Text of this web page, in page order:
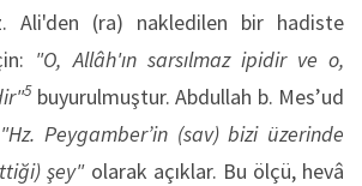
Ali'den (ra) nakledilen bir hadiste
"O, Allâh'ın sarsılmaz ipidir ve o,
5 buyurulmuştur. Abdullah b. Mes’ud
"Hz. Peygamber’in (sav) bizi üzerinde
şey"olarak açıklar. Bu ölçü, hevâ